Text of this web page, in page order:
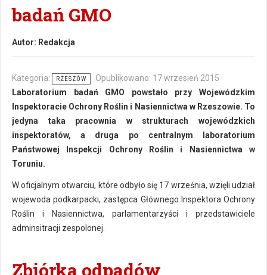
badań GMO
Autor: Redakcja
Kategoria: RZESZÓW
Opublikowano: 17 wrzesień 2015
Laboratorium badań GMO powstało przy Wojewódzkim
Inspektoracie Ochrony Roślin i Nasiennictwa w Rzeszowie. To
jedyna taka pracownia w strukturach wojewódzkich
inspektoratów, a druga po centralnym laboratorium
Państwowej Inspekcji Ochrony Roślin i Nasiennictwa w
Toruniu.
W oficjalnym otwarciu, które odbyło się 17 września, wzięli udział
wojewoda podkarpacki, zastępca Głównego Inspektora Ochrony
Roślin i Nasiennictwa, parlamentarzyści i przedstawiciele
adminsitracji zespolonej.
Zbiórka odpadów